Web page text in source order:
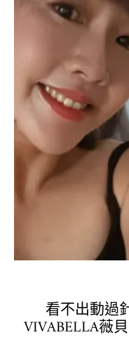
看不出動過
VIVABELLA薇